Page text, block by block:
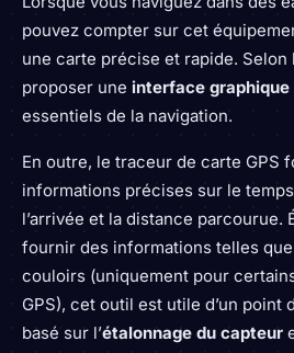
pouvez compter sur cet
une carte précise et rapide. Selon
proposer une interface graphique
essentiels de la navigation.
En outre, le traceur de carte GPS
informations précises sur le
l’arrivée et la distance parcourue.
fournir des informations telles
couloirs (uniquement pour
GPS), cet outil est utile d’un point
basé sur l’étalonnage du capteur